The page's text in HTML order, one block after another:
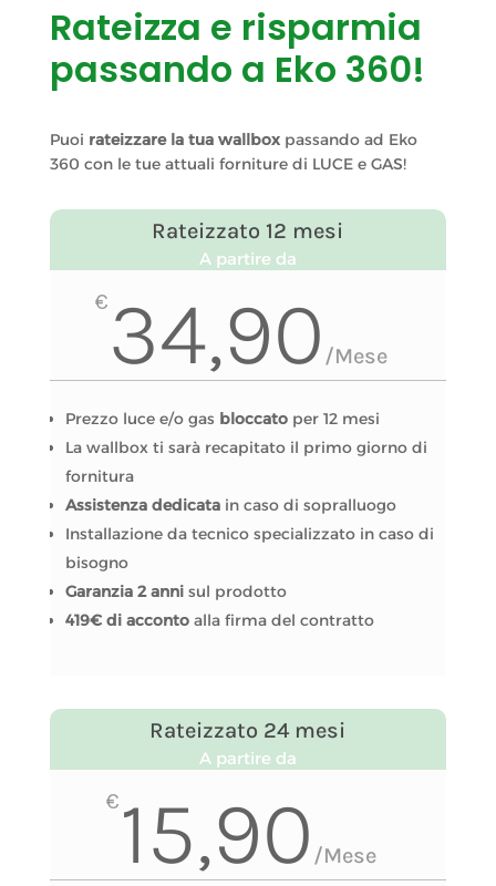
Rateizza e risparmia
passando a Eko 360!
Puoi rateizzare la tua wallboxpassando ad Eko
360 con le tue attuali forniture di LUCE e GAS!
Rateizzato 12 mesi
A partire da
€ 34,90 /Mese
Prezzo luce e/o gas bloccato per 12 mesi
La wallbox ti sarà recapitato il primo giorno di
fornitura
Assistenza dedicata in caso di sopralluogo
Installazione da tecnico specializzato in caso di
bisogno
Garanzia 2 anni sul prodotto
419€ di accontoalla firma del contratto
Rateizzato 24 mesi
A partire da
€ 15,90 /Mese